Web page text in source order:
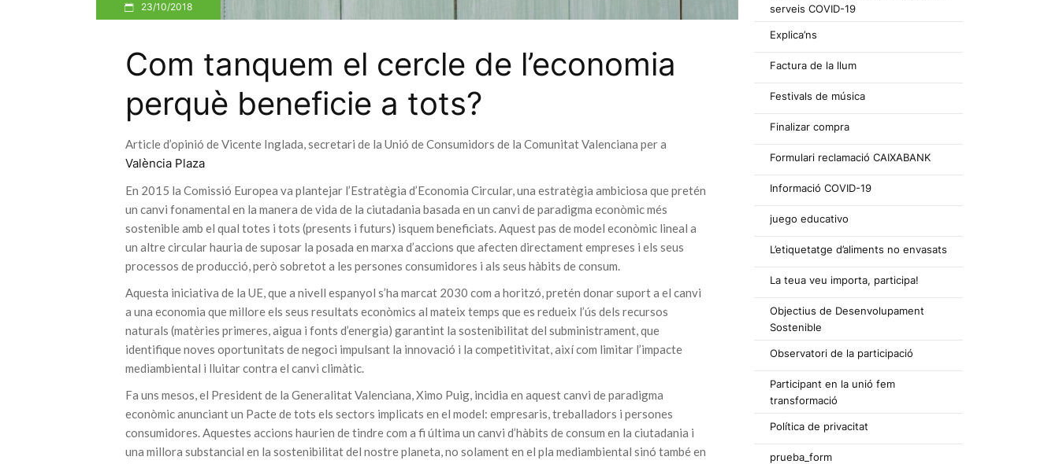
23/10/2018
Com tanquem el cercle de l’economia
perquè beneficie a tots?
Article d’opinió de Vicente Inglada, secretari de la Unió de Consumidors de la Comunitat Valenciana per a
València Plaza
En 2015 la Comissió Europea va plantejar l’Estratègia d’Economia Circular, una estratègia ambiciosa que pretén
un canvi fonamental en la manera de vida de la ciutadania basada en un canvi de paradigma econòmic més
sostenible amb el qual totes i tots (presents i futurs) isquem beneficiats. Aquest pas de model econòmic lineal a
un altre circular hauria de suposar la posada en marxa d’accions que afecten directament empreses i els seus
processos de producció, però sobretot a les persones consumidores i als seus hàbits de consum.
Aquesta iniciativa de la UE, que a nivell espanyol s’ha marcat 2030 com a horitzó, pretén donar suport a el canvi
a una economia que millore els seus resultats econòmics al mateix temps que es redueix l’ús dels recursos
naturals (matèries primeres, aigua i fonts d’energia) garantint la sostenibilitat del subministrament, que
identifique noves oportunitats de negoci impulsant la innovació i la competitivitat, així com limitar l’impacte
mediambiental i lluitar contra el canvi climàtic.
Fa uns mesos, el President de la Generalitat Valenciana, Ximo Puig, incidia en aquest canvi de paradigma
econòmic anunciant un Pacte de tots els sectors implicats en el model: empresaris, treballadors i persones
consumidores. Aquestes accions haurien de tindre com a fi última un canvi d’hàbits de consum en la ciutadania i
una millora substancial en la sostenibilitat del nostre planeta, no solament en el pla mediambiental sinó també en
serveis COVID-19
Explica’ns
Factura de la llum
Festivals de música
Finalizar compra
Formulari reclamació CAIXABANK
Informació COVID-19
juego educativo
L’etiquetatge d’aliments no envasats
La teua veu importa, participa!
Objectius de Desenvolupament
Sostenible
Observatori de la participació
Participant en la unió fem
transformació
Política de privacitat
prueba_form